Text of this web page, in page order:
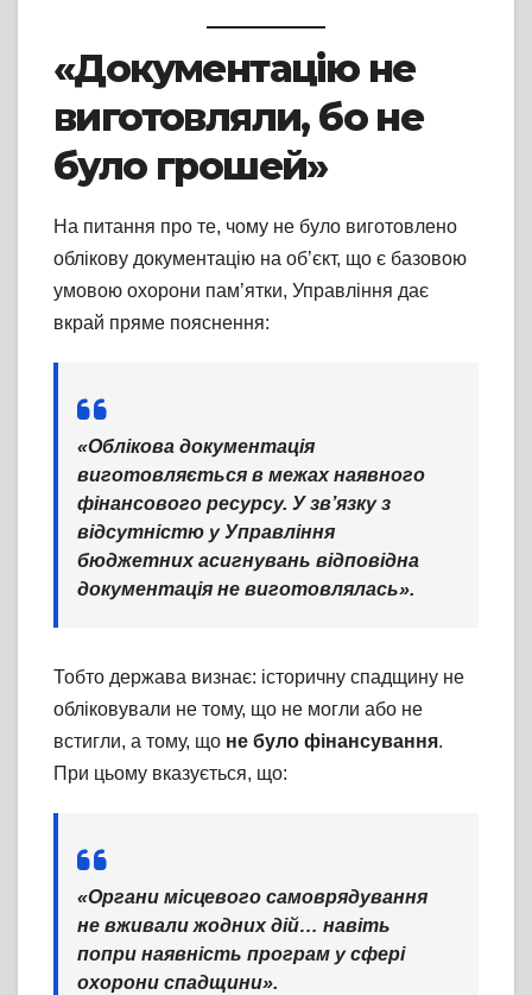
«Документацію не
виготовляли, бо не
було грошей»
На питання про те, чому не було виготовлено
облікову документацію на об’єкт, що є базовою
умовою охорони пам’ятки, Управління дає
вкрай пряме пояснення:
«Облікова документація
виготовляється в межах наявного
фінансового ресурсу. У зв’язку з
відсутністю у Управління
бюджетних асигнувань відповідна
документація не виготовлялась».
Тобто держава визнає: історичну спадщину не
обліковували не тому, що не могли або не
встигли, а тому, що не було фінансування.
При цьому вказується, що:
«Органи місцевого самоврядування
не вживали жодних дій… навіть
попри наявність програм у сфері
охорони спадщини».